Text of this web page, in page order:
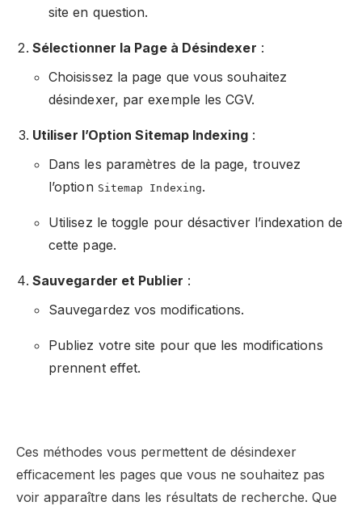
site en question.
Sélectionner la Page à Désindexer :
Choisissez la page que vous souhaitez
désindexer, par exemple les CGV.
Utiliser l’Option Sitemap Indexing:
Dans les paramètres de la page, trouvez
l’option Sitemap Indexing.
Utilisez le toggle pour désactiver l’indexation de
cette page.
Sauvegarder et Publier :
Sauvegardez vos modifications.
Publiez votre site pour que les modifications
prennent effet.
Ces méthodes vous permettent de désindexer
efficacement les pages que vous ne souhaitez pas
voir apparaître dans les résultats de recherche. Que